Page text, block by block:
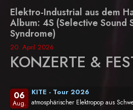
Elektro-Industrial aus dem
Album: 4S (Selective Sound
Syndrome)
20. April 2026
KONZERTE &
06
Aug.
KITE - Tour 2026
atmosphärischer Elektropop aus